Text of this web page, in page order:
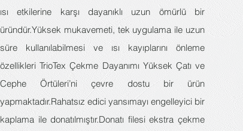
ısı etkilerine karşı dayanıklı uzun ömürlü bir
üründür.Yüksek mukavemeti, tek uygulama ile uzun
süre kullanılabilmesi ve ısı kayıplarını önleme
özellikleri TrioTex Çekme Dayanımı Yüksek Çatı ve
Cephe Örtüleri’ni çevre dostu bir ürün
yapmaktadır.Rahatsız edici yansımayı engelleyici bir
kaplama ile donatılmıştır.Donatı filesi ekstra çekme